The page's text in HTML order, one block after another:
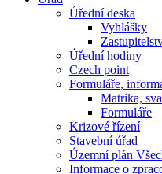
Úřední deska
Vyhlášky
Úřední hodiny
Czech point
Formuláře,
Matrika,
Formuláře
Krizové řízení
Stavební úřad
Územní plán
Informace o